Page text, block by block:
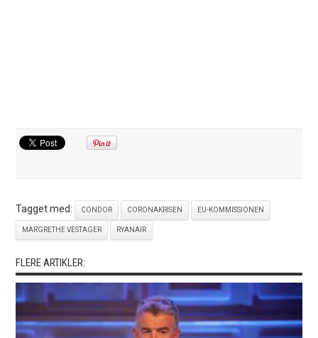
Tagget med: CONDOR CORONAKRISEN EU-KOMMISSIONEN
MARGRETHE VESTAGER RYANAIR
FLERE ARTIKLER: